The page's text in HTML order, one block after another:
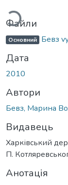
Файли
Основний Бевз
Дата
2010
Автори
Бевз, Марина
Видавець
Харківський
П.
Анотація